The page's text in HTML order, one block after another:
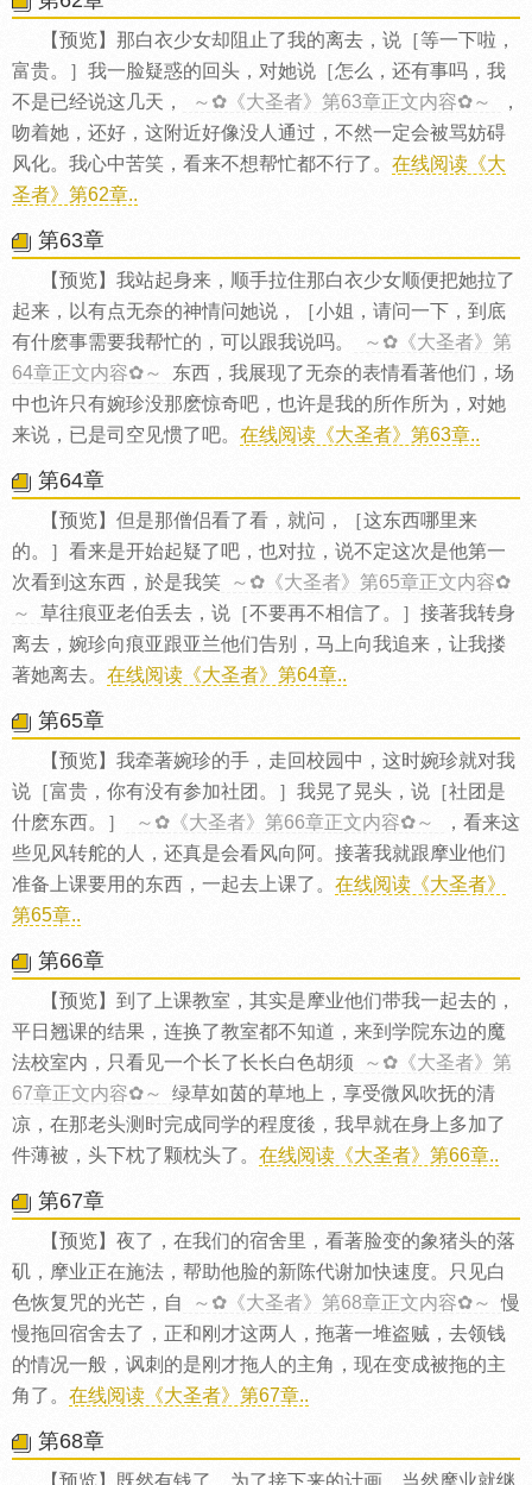
【预览】那白衣少女却阻止了我的离去，说［等一下啦，
富贵。］我一脸疑惑的回头，对她说［怎么，还有事吗，我
不是已经说这几天，
～✿《大圣者》第63章正文内容✿～
，
吻着她，还好，这附近好像没人通过，不然一定会被骂妨碍
风化。我心中苦笑，看来不想帮忙都不行了。 在线阅读《大
圣者》第62章..
第63章
【预览】我站起身来，顺手拉住那白衣少女顺便把她拉了
起来，以有点无奈的神情问她说，［小姐，请问一下，到底
有什麽事需要我帮忙的，可以跟我说吗。
～✿《大圣者》第
64章正文内容✿～
东西，我展现了无奈的表情看著他们，场
中也许只有婉珍没那麽惊奇吧，也许是我的所作所为，对她
来说，已是司空见惯了吧。 在线阅读《大圣者》第63章..
第64章
【预览】但是那僧侣看了看，就问，［这东西哪里来
的。］看来是开始起疑了吧，也对拉，说不定这次是他第一
次看到这东西，於是我笑
～✿《大圣者》第65章正文内容✿
～
草往痕亚老伯丢去，说［不要再不相信了。］接著我转身
离去，婉珍向痕亚跟亚兰他们告别，马上向我追来，让我搂
著她离去。 在线阅读《大圣者》第64章..
第65章
【预览】我牵著婉珍的手，走回校园中，这时婉珍就对我
说［富贵，你有没有参加社团。］我晃了晃头，说［社团是
什麽东西。］
～✿《大圣者》第66章正文内容✿～
，看来这
些见风转舵的人，还真是会看风向阿。接著我就跟摩业他们
准备上课要用的东西，一起去上课了。 在线阅读《大圣者》
第65章..
第66章
【预览】到了上课教室，其实是摩业他们带我一起去的，
平日翘课的结果，连换了教室都不知道，来到学院东边的魔
法校室内，只看见一个长了长长白色胡须
～✿《大圣者》第
67章正文内容✿～
绿草如茵的草地上，享受微风吹抚的清
凉，在那老头测时完成同学的程度後，我早就在身上多加了
件薄被，头下枕了颗枕头了。 在线阅读《大圣者》第66章..
第67章
【预览】夜了，在我们的宿舍里，看著脸变的象猪头的落
矶，摩业正在施法，帮助他脸的新陈代谢加快速度。只见白
色恢复咒的光芒，自
～✿《大圣者》第68章正文内容✿～
慢
慢拖回宿舍去了，正和刚才这两人，拖著一堆盗贼，去领钱
的情况一般，讽刺的是刚才拖人的主角，现在变成被拖的主
角了。 在线阅读《大圣者》第67章..
第68章